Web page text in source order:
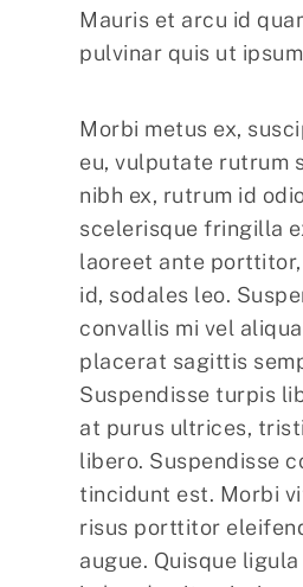
Mauris et arcu id
pulvinar quis ut
Morbi metus ex,
eu, vulputate rutrum
nibh ex, rutrum id
scelerisque fringilla
laoreet ante
id, sodales leo.
convallis mi vel
placerat sagittis
Suspendisse turpis
at purus ultrices,
libero. Suspendisse
tincidunt est. Morbi
risus porttitor
augue. Quisque